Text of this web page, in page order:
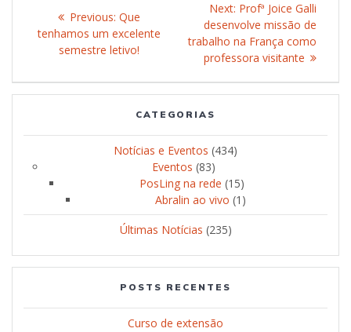
navigation
Previous: Previous
post:
Que
tenhamos um excelente
semestre letivo!
Next: Next
post:
Profª Joice Galli
desenvolve missão de
trabalho na França como
professora visitante
CATEGORIAS
Notícias e Eventos (434)
Eventos (83)
PosLing na rede (15)
Abralin ao vivo (1)
Últimas Notícias (235)
POSTS RECENTES
Curso de extensão